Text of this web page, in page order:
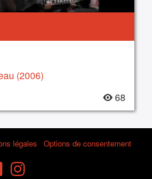
(2006)
68
légales Options de consentement
TwitterInstagram